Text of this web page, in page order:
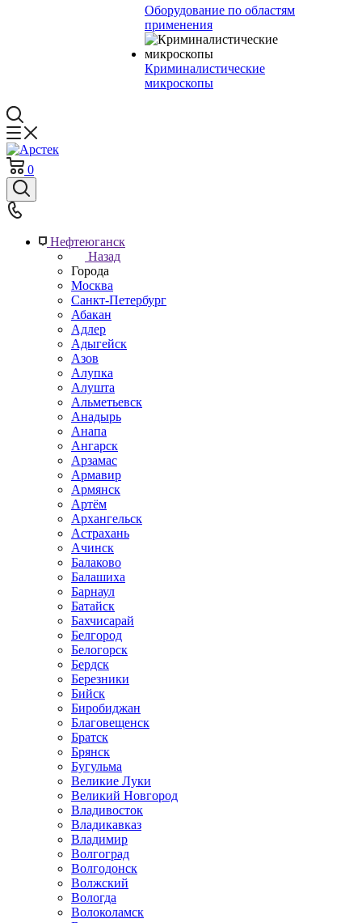
Оборудование по областям
применения
Криминалистические
микроскопы
0
Нефтеюганск
Назад
Города
Москва
Санкт-Петербург
Абакан
Адлер
Адыгейск
Азов
Алупка
Алушта
Альметьевск
Анадырь
Анапа
Ангарск
Арзамас
Армавир
Армянск
Артём
Архангельск
Астрахань
Ачинск
Балаково
Балашиха
Барнаул
Батайск
Бахчисарай
Белгород
Белогорск
Бердск
Березники
Бийск
Биробиджан
Благовещенск
Братск
Брянск
Бугульма
Великие Луки
Великий Новгород
Владивосток
Владикавказ
Владимир
Волгоград
Волгодонск
Волжский
Вологда
Волоколамск